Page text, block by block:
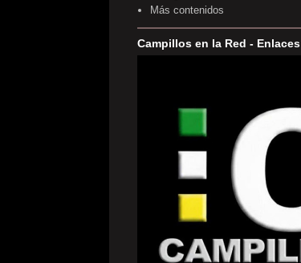
Más contenidos
Campillos en la Red - Enlaces